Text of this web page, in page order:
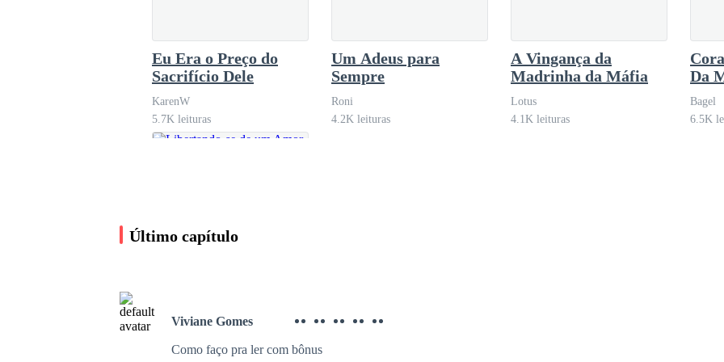
— Seu aniversário é depois de amanhã, e eu já preparei uma surpresa para você. — Ele beijou suavemente a minha
pouco pálida, então pedi ao mordomo para encher o quarto de gardênias. Você adora o cheiro de flores, não adora?
Eu realmente adorava o cheiro de flores… exceto o de gardênias.
Eu não consegui recusar.
Mas logo meu peito começou a apertar.
Eu Era o Preço do
Sacrifício Dele
KarenW
5.7K leituras
Um Adeus para
Sempre
Roni
4.2K leituras
A Vingança da
Madrinha da Máfia
Lotus
4.1K leituras
Da
Bagel
6.5K
Libertando-se de um
Último capítulo
Viviane Gomes
Como faço pra ler com bônus